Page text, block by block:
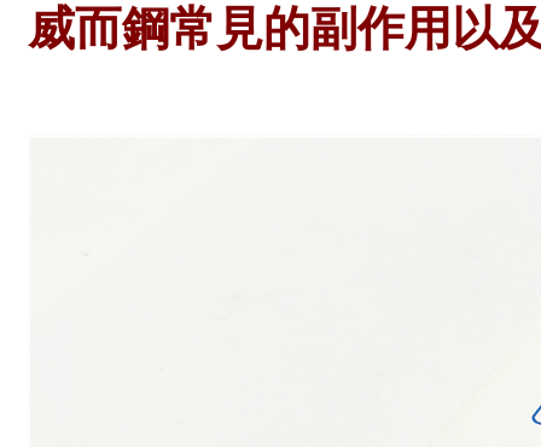
威而鋼常見的副作用以